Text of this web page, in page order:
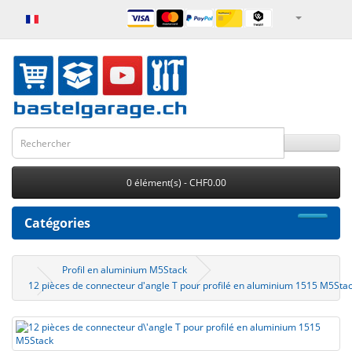
0 élément(s) - CHF0.00
Catégories
Profil en aluminium M5Stack
12 pièces de connecteur d'angle T pour profilé en aluminium 1515